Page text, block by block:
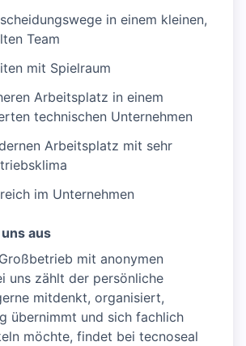
in einem kleinen,
Team
mit Spielraum
Arbeitsplatz in einem
technischen Unternehmen
Arbeitsplatz mit sehr
im Unternehmen
aus
mit anonymen
uns zählt der persönliche
mitdenkt, organisiert,
übernimmt und sich fachlich
möchte, findet bei tecnoseal